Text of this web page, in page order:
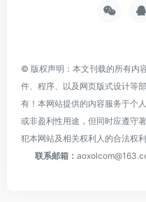
© 版权声明：本文刊载的所有内
件、程序、以及网页版式设计等
有！本网站提供的内容服务于个
或非盈利性用途，但同时应遵守
犯本网站及相关权利人的合法权利
联系邮箱：